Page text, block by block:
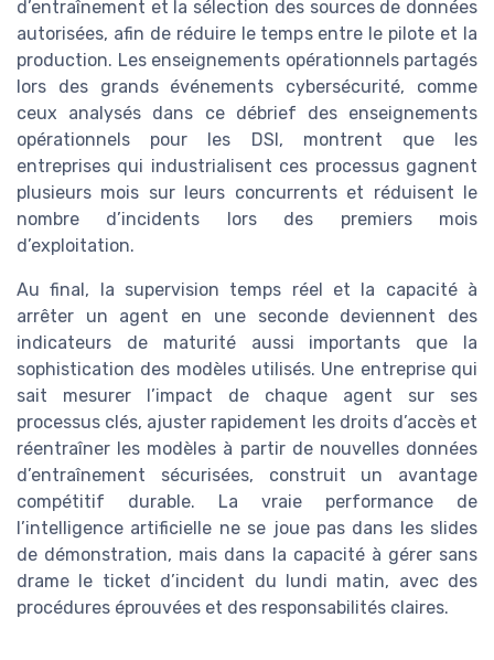
d’entraînement et la sélection des sources de données
autorisées, afin de réduire le temps entre le pilote et la
production. Les enseignements opérationnels partagés
lors des grands événements cybersécurité, comme
ceux analysés dans ce débrief des enseignements
opérationnels pour les DSI, montrent que les
entreprises qui industrialisent ces processus gagnent
plusieurs mois sur leurs concurrents et réduisent le
nombre d’incidents lors des premiers mois
d’exploitation.
Au final, la supervision temps réel et la capacité à
arrêter un agent en une seconde deviennent des
indicateurs de maturité aussi importants que la
sophistication des modèles utilisés. Une entreprise qui
sait mesurer l’impact de chaque agent sur ses
processus clés, ajuster rapidement les droits d’accès et
réentraîner les modèles à partir de nouvelles données
d’entraînement sécurisées, construit un avantage
compétitif durable. La vraie performance de
l’intelligence artificielle ne se joue pas dans les slides
de démonstration, mais dans la capacité à gérer sans
drame le ticket d’incident du lundi matin, avec des
procédures éprouvées et des responsabilités claires.